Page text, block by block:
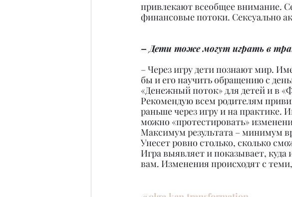
привлекают всеобщее внимание.
финансовые потоки. Сексуально
– Дети тоже могут играть в
– Через игру дети познают мир.
бы и его научить обращению с
«Денежный поток» для детей и в
Рекомендую всем родителям
раньше через игру и на практике.
можно «протестировать»
Максимум результата – минимум
Унесет ровно столько, сколько
Игра выявляет и показывает,
вам. Изменения происходят с